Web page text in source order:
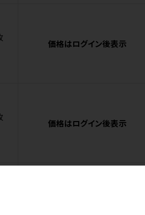
価格はログイン後表示
価格はログイン後表示